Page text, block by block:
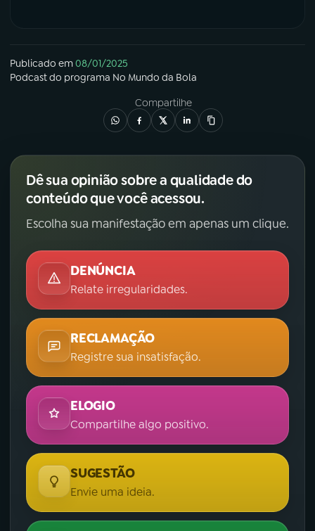
Publicado em08/01/2025
Podcastdo programa No Mundo da Bola
Compartilhe
Dê sua opinião sobre a qualidade do
conteúdo que você acessou.
Escolha sua manifestação em apenas um clique.
DENÚNCIA
Relate irregularidades.
RECLAMAÇÃO
Registre sua insatisfação.
ELOGIO
Compartilhe algo positivo.
SUGESTÃO
Envie uma ideia.